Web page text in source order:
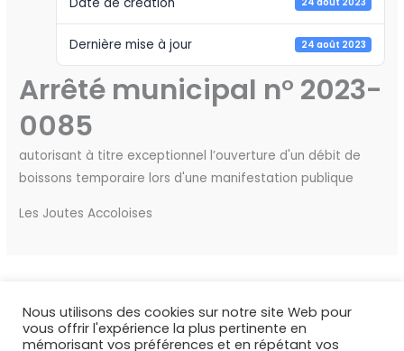
Dernière mise à jour 24 août 2023
Arrêté municipal n° 2023-
0085
autorisant à titre exceptionnel l’ouverture d'un débit de
boissons temporaire lors d'une manifestation publique
Les Joutes Accoloises
Nous utilisons des cookies sur notre site Web pour
vous offrir l'expérience la plus pertinente en
mémorisant vos préférences et en répétant vos